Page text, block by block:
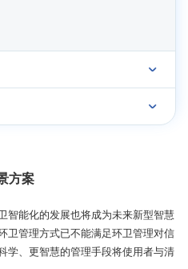
方案
能化的发展也将成为未来新型智慧
卫管理方式已不能满足环卫管理对信
学、更智慧的管理手段将使用者与清